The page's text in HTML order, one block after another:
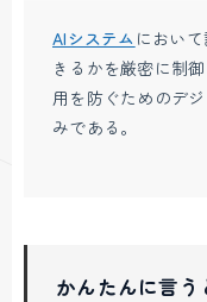
AIシステム におい
きるかを厳密に制
用を防ぐためのデ
みである。
かんたんに言う